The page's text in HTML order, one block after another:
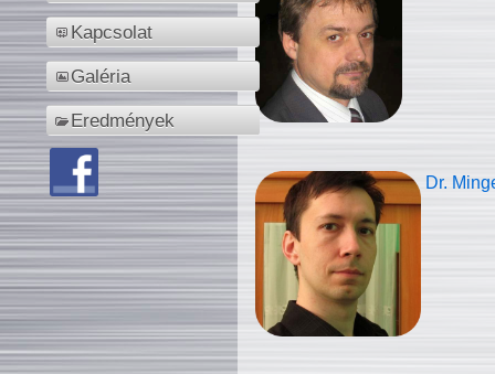
Kapcsolat
Galéria
Eredmények
Dr.